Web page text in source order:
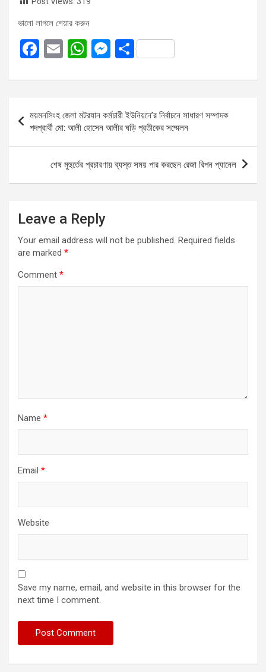
ভালো লাগলে শেয়ার করুন
F
ce
b
o
o
E
ail
W
at
A
p
p
M
se
n
g
er
S
ar
e
navigation
ময়মনসিংহ জেলা মটরযান কর্মচারী ইউনিয়নে’র নির্বাচনে সাধারণ সম্পাদক
পদপ্রার্থী মো: আলী হোসেন আলীর ঘড়ি প্রতীকের সম্মেলন
শেষ মুহুর্তের প্রচারণায় ব্যস্ত সময় পার করছেন রেজা রিপন প্যানেল
Leave a Reply
Your email address will not be published. Required fields
are marked *
Comment *
Name *
Email *
Website
Save my name, email, and website in this browser for the
next time I comment.